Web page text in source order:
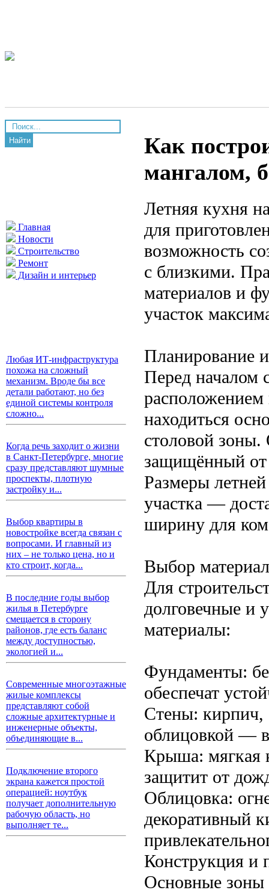
Найти
Главная
Новости
Строительство
Ремонт
Дизайн и интерьер
Любая ИТ-инфраструктура
похожа на сложный
механизм. Вроде бы все
детали работают, но без
единой системы контроля
сложно...
Когда речь заходит о жизни
в Санкт-Петербурге, многие
сразу представляют шумные
проспекты, плотную
застройку и...
Выбор квартиры в
новостройке всегда связан с
вопросами. И главный из
них – не только цена, но и
кто строит, когда...
В последние годы выбор
жилья в Петербурге
смещается в сторону
районов, где есть баланс
между доступностью,
экологией и...
Современные многоэтажные
жилые комплексы
представляют собой
сложные архитектурные и
инженерные объекты,
объединяющие в...
Подключение второго
экрана кажется простой
операцией: ноутбук
получает дополнительную
рабочую область, но
выполняет те...
Как
мангалом,
Летняя кухня
для
возможность
с близкими.
материалов и
участок
Планирование
Перед началом
расположением
находиться
столовой
защищённый от
Размеры
участка —
ширину для
Выбор
Для
долговечные и
материалы:
Фундаменты:
обеспечат
Стены: кирпич,
облицовкой —
Крыша: мягкая
защитит от
Облицовка:
декоративный
Конструкция и
Основные зоны